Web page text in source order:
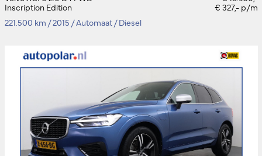
Inscription Edition
€ 327,- p/m
221.500 km /2015 /Automaat /Diesel